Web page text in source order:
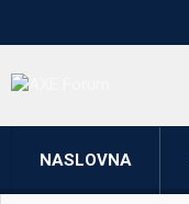
NASLOVNA